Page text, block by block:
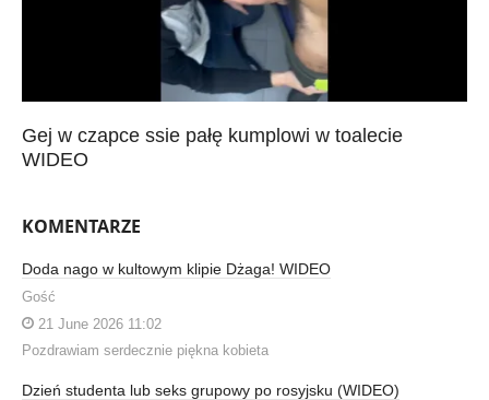
Gej w czapce ssie pałę kumplowi w toalecie
WIDEO
KOMENTARZE
Doda nago w kultowym klipie Dżaga! WIDEO
Gość
21 June 2026 11:02
Pozdrawiam serdecznie piękna kobieta
Dzień studenta lub seks grupowy po rosyjsku (WIDEO)